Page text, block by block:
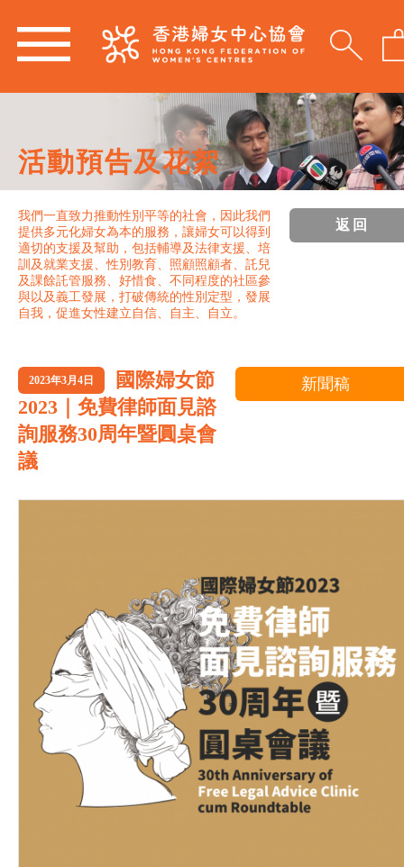
活動預告及花絮
我們一直致力推動性別平等的社會，因此我們
提供多元化婦女為本的服務，讓婦女可以得到
適切的支援及幫助，包括輔導及法律支援、培
訓及就業支援、性別教育、照顧照顧者、託兒
及課餘託管服務、好惜食、不同程度的社區參
與以及義工發展，打破傳統的性別定型，發展
自我，促進女性建立自信、自主、自立。
返回
2023年3月4日
國際婦女節
2023｜免費律師面見諮
詢服務30周年暨圓桌會
議
新聞稿